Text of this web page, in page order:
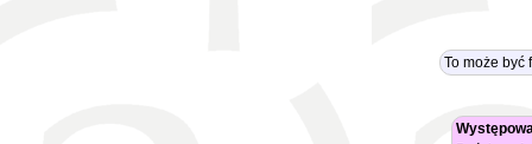
To może być